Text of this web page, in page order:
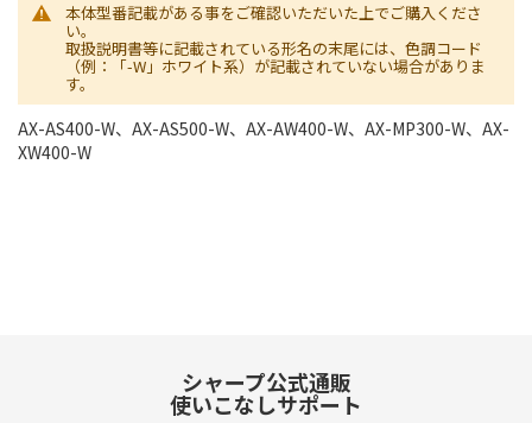
本体型番記載がある事をご確認いただいた上でご購入くださ
い。
取扱説明書等に記載されている形名の末尾には、色調コード
（例：「-W」ホワイト系）が記載されていない場合がありま
す。
AX-AS400-W、AX-AS500-W、AX-AW400-W、AX-MP300-W、AX-
XW400-W
シャープ公式通販
使いこなしサポート